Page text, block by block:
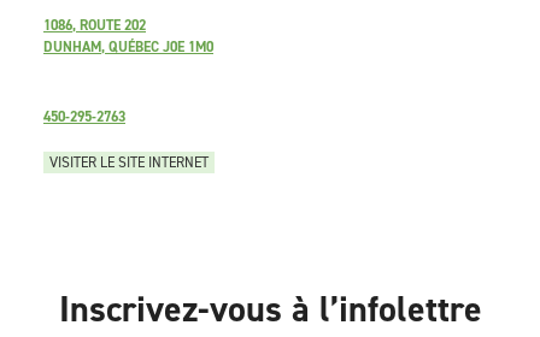
1086, ROUTE 202
DUNHAM, QUÉBEC J0E 1M0
450-295-2763
VISITER LE SITE INTERNET
Inscrivez-vous à l’infolettre